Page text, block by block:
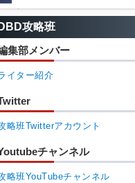
攻略班
集部メンバー
イター紹介
略班Twitterアカウント
チャンネル
略班YouTubeチャンネル